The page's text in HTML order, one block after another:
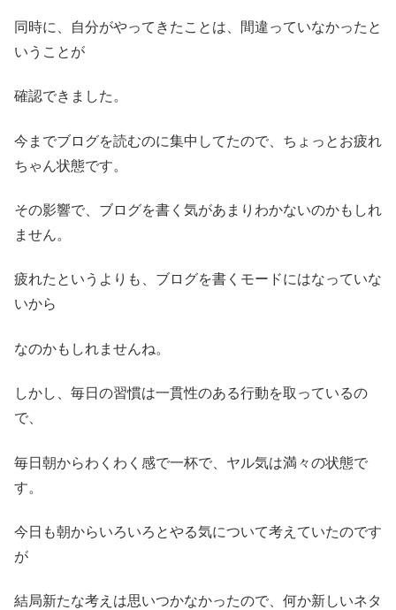
同時に、自分がやってきたことは、間違っていなかったと
いうことが
確認できました。
今までブログを読むのに集中してたので、ちょっとお疲れ
ちゃん状態です。
その影響で、ブログを書く気があまりわかないのかもしれ
ません。
疲れたというよりも、ブログを書くモードにはなっていな
いから
なのかもしれませんね。
しかし、毎日の習慣は一貫性のある行動を取っているの
で、
毎日朝からわくわく感で一杯で、ヤル気は満々の状態で
す。
今日も朝からいろいろとやる気について考えていたのです
が
結局新たな考えは思いつかなかったので、何か新しいネタ